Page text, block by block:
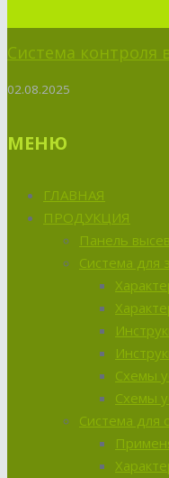
Система контроля
02.08.2025
МЕНЮ
ГЛАВНАЯ
ПРОДУКЦИЯ
Панель
Система для
Схемы
Схемы
Система для